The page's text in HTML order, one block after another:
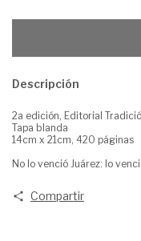
Descripción
2a edición, Editorial
Tapa blanda
14cm x 21cm, 420 páginas
No lo venció Juárez: lo
Compartir